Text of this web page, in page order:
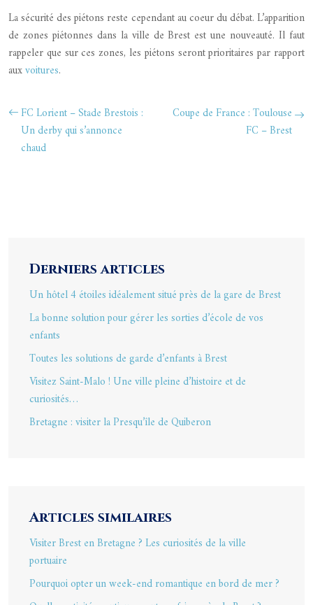
La sécurité des piétons reste cependant au coeur du débat. L’apparition
de zones piétonnes dans la ville de Brest est une nouveauté. Il faut
rappeler que sur ces zones, les piétons seront prioritaires par rapport
auxvoitures.
FC Lorient – Stade Brestois :
Un derby qui s’annonce
chaud
Coupe de France : Toulouse
FC – Brest
Derniers articles
Un hôtel 4 étoiles idéalement situé près de la gare de Brest
La bonne solution pour gérer les sorties d’école de vos
enfants
Toutes les solutions de garde d’enfants à Brest
Visitez Saint-Malo ! Une ville pleine d’histoire et de
curiosités…
Bretagne : visiter la Presqu’île de Quiberon
Articles similaires
Visiter Brest en Bretagne ? Les curiosités de la ville
portuaire
Pourquoi opter un week-end romantique en bord de mer ?